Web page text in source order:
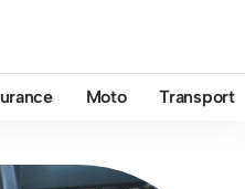
Moto Transport